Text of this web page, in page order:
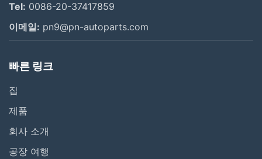
BMW: E39, F07, E61, E65, F02, X5 E53, X5 E70
Audi: A6, Q7, A8
Tel: 0086-20-37417859
이메일: pn9@pn-autoparts.com
빠른 링크
집
제품
회사 소개
공장 여행